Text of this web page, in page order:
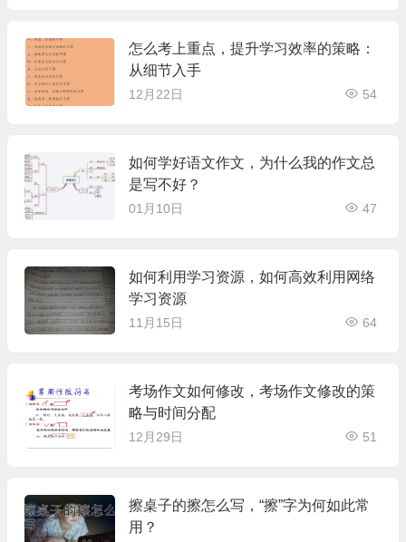
怎么考上重点，提升学习效率的策略：
从细节入手
12月22日 54
如何学好语文作文，为什么我的作文总
是写不好？
01月10日 47
如何利用学习资源，如何高效利用网络
学习资源
11月15日 64
考场作文如何修改，考场作文修改的策
略与时间分配
12月29日 51
擦桌子的擦怎么写，“擦”字为何如此常
用？